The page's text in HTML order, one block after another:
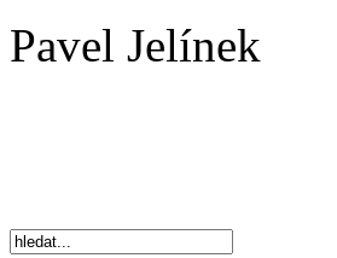
Pavel Jelínek